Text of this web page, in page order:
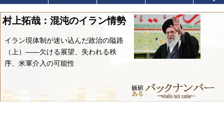
村上拓哉：混沌のイラン情勢
イラン現体制が迷い込んだ政治の隘路
（上）――欠ける展望、失われる秩
序、米軍介入の可能性